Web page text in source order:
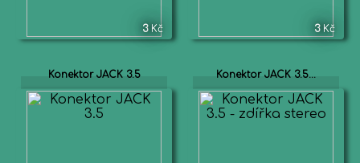
3 Kč 3 Kč
Konektor JACK 3.5 Konektor JACK 3.5...